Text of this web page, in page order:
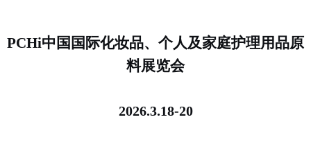
PCHi中国国际化妆品、个人及家庭护理用品原
料展览会
2026.3.18-20